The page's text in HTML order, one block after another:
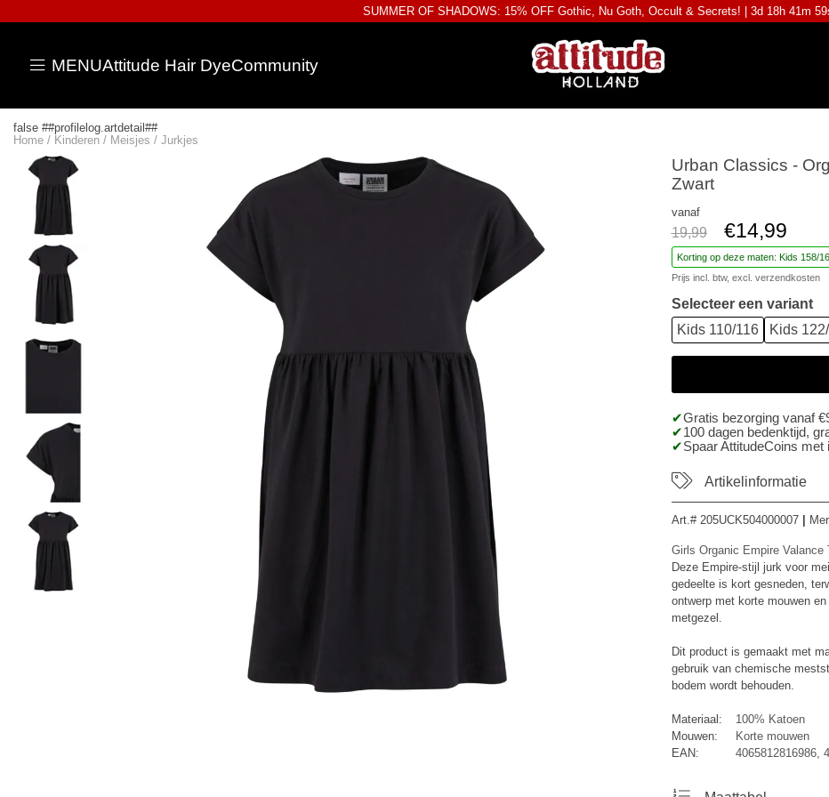
SUMMER OF SHADOWS: 15% OFF Gothic, Nu Goth, Occult & Secrets! | 3d 18h 41m
MENUAttitude Hair DyeCommunity
false ##profilelog.artdetail##
Home / Kinderen / Meisjes / Jurkjes
Urban Classics -
Zwart
vanaf
19,99 €14,99
Korting op deze maten: Kids 158/
Prijs incl. btw, excl. verzendkosten
Selecteer een variant
Kids 110/116
Kids
Gratis bezorging vanaf
100 dagen bedenktijd,
Spaar AttitudeCoins met
Artikelinformatie
Art.# 205UCK504000007
Girls Organic Empire Valance
Deze Empire-stijl jurk voor
gedeelte is kort gesneden,
ontwerp met korte mouwen
metgezel.
Dit product is gemaakt met
gebruik van chemische
bodem wordt behouden.
Materiaal:
100% Katoen
Mouwen:
Korte mouwen
EAN:
4065812816986,